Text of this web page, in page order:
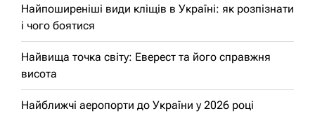
Найпоширеніші види кліщів в Україні: як розпізнати
і чого боятися
Найвища точка світу: Еверест та його справжня
висота
Найближчі аеропорти до України у 2026 році